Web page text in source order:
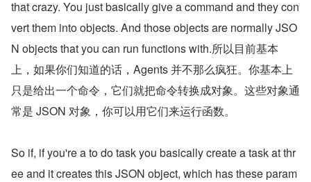
that crazy. You just basically give a command and they con
vert them into objects. And those objects are normally JSO
N objects that you can run functions with.所以目前基本
上，如果你们知道的话，Agents 并不那么疯狂。你基本上
只是给出一个命令，它们就把命令转换成对象。这些对象通
常是 JSON 对象，你可以用它们来运行函数。
So if, if you're a to do task you basically create a task at thr
ee and it creates this JSON object, which has these param